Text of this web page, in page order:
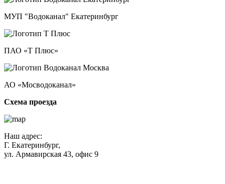
МУП "Водоканал" Екатеринбург
ПАО «Т Плюс»
АО «Мосводоканал»
Схема проезда
Наш адрес:
Г. Екатеринбург,
ул. Армавирская 43, офис 9